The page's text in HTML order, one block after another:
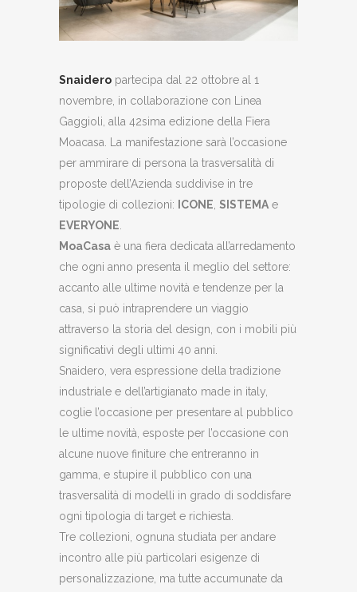
Snaidero partecipa dal 22 ottobre al 1
novembre, in collaborazione con Linea
Gaggioli, alla 42sima edizione della Fiera
Moacasa. La manifestazione sarà l’occasione
per ammirare di persona la trasversalità di
proposte dell’Azienda suddivise in tre
tipologie di collezioni:
ICONE, SISTEMA e
EVERYONE.
MoaCasa è una fiera dedicata all’arredamento
che ogni anno presenta il meglio del settore:
accanto alle ultime novità e tendenze per la
casa, si può intraprendere un viaggio
attraverso la storia del design, con i mobili più
significativi degli ultimi 40 anni.
Snaidero, vera espressione della tradizione
industriale e dell’artigianato made in italy,
coglie l’occasione per presentare al pubblico
le ultime novità, esposte per l’occasione con
alcune nuove finiture che entreranno in
gamma, e stupire il pubblico con una
trasversalità di modelli in grado di soddisfare
ogni tipologia di target e richiesta.
Tre collezioni, ognuna studiata per andare
incontro alle più particolari esigenze di
personalizzazione, ma tutte accumunate da